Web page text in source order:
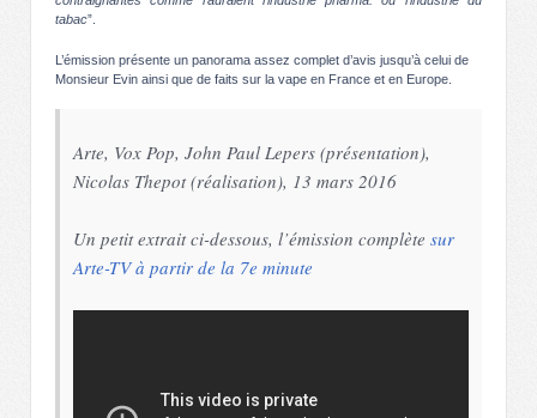
tabac”.
L’émission présente un panorama assez complet d’avis jusqu’à celui de
Monsieur Evin ainsi que de faits sur la vape en France et en Europe.
Arte, Vox Pop, John Paul Lepers (présentation),
Nicolas Thepot (réalisation), 13 mars 2016
Un petit extrait ci-dessous, l’émission complète sur
Arte-TV à partir de la 7e minute